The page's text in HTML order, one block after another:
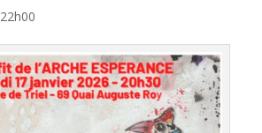
22h00